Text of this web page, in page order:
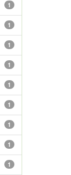
1
1
1
1
1
1
1
1
1